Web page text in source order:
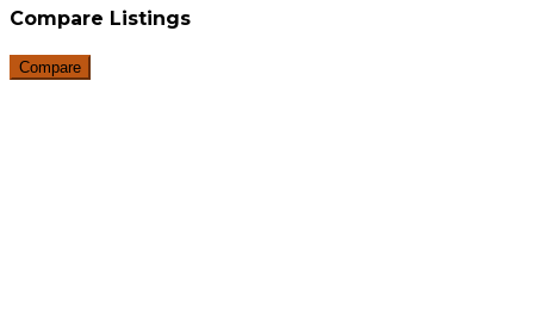
Compare Listings
Compare